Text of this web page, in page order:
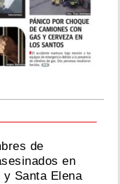
de
en
y Santa Elena